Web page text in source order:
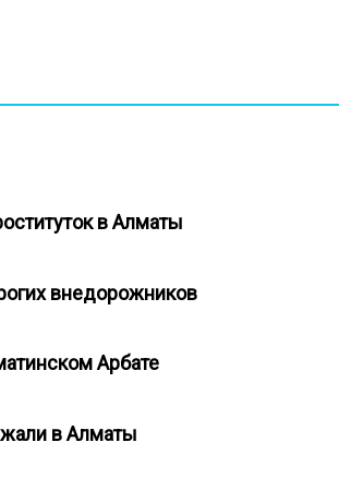
в Алматы
внедорожников
Арбате
в Алматы